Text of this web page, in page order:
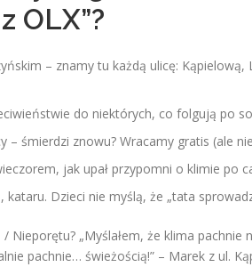
OLX”?
– znamy tu każdą ulicę: Kąpielową,
do niektórych, co folgują po
– śmierdzi znowu? Wracamy gratis (ale
jak upał przypomni o klimie po
Dzieci nie myślą, że „tata
Nieporętu? „Myślałem, że klima pachnie
pachnie… świeżością!” – Marek z ul.